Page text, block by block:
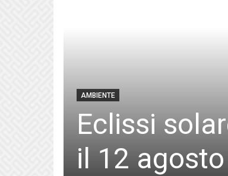
AMBIENTE
Eclissi
il 12 agosto